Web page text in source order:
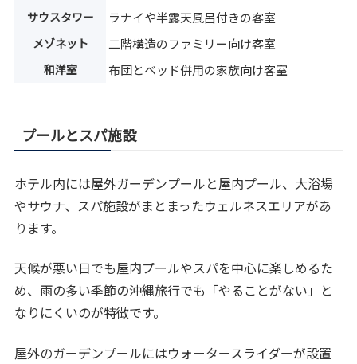
サウスタワー ラナイや半露天風呂付きの客室
メゾネット 二階構造のファミリー向け客室
和洋室 布団とベッド併用の家族向け客室
プールとスパ施設
ホテル内には屋外ガーデンプールと屋内プール、大浴場
やサウナ、スパ施設がまとまったウェルネスエリアがあ
ります。
天候が悪い日でも屋内プールやスパを中心に楽しめるた
め、雨の多い季節の沖縄旅行でも「やることがない」と
なりにくいのが特徴です。
屋外のガーデンプールにはウォータースライダーが設置